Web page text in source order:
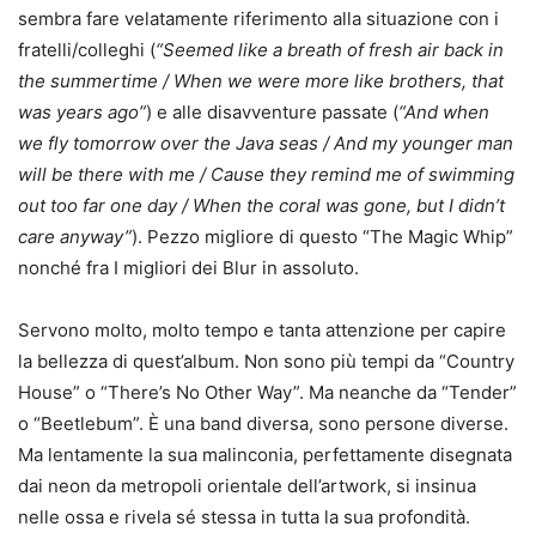
sembra fare velatamente riferimento alla situazione con i
fratelli/colleghi (“Seemed like a breath of fresh air back in
the summertime / When we were more like brothers, that
was years ago”) e alle disavventure passate (“And when
we fly tomorrow over the Java seas / And my younger man
will be there with me / Cause they remind me of swimming
out too far one day / When the coral was gone, but I didn’t
care anyway”). Pezzo migliore di questo “The Magic Whip”
nonché fra I migliori dei Blur in assoluto.
Servono molto, molto tempo e tanta attenzione per capire
la bellezza di quest’album. Non sono più tempi da “Country
House” o “There’s No Other Way”. Ma neanche da “Tender”
o “Beetlebum”. È una band diversa, sono persone diverse.
Ma lentamente la sua malinconia, perfettamente disegnata
dai neon da metropoli orientale dell’artwork, si insinua
nelle ossa e rivela sé stessa in tutta la sua profondità.